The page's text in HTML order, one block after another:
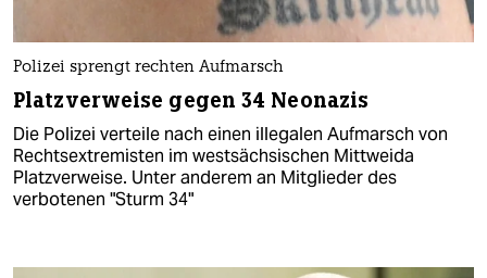
Polizei sprengt rechten Aufmarsch
Platzverweise gegen 34 Neonazis
Die Polizei verteile nach einen illegalen Aufmarsch von
Rechtsextremisten im westsächsischen Mittweida
Platzverweise. Unter anderem an Mitglieder des
verbotenen "Sturm 34"